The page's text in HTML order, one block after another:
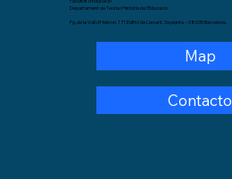
Departament de Teoria i Història de l’Educació.
Pg. de la Vall d’Hebron, 171,Edifici de Llevant, 3a planta – 08035 Barcelona.
Map
Contacto